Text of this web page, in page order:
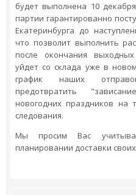
будет выполнена 10
партии гарантированно
Екатеринбурга до
что позволит выполнить
после окончания
уйдет со склада уже в
график наших
предотвратить
новогодних праздников на
следования.
Мы просим Вас
планировании доставки